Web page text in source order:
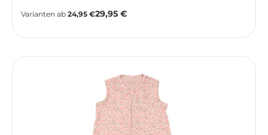
Varianten ab 24,95 €
Regulärer Preis:29,95 €